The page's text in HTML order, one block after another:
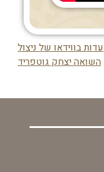
עדות בווידאו של ניצול
השואה יצחק גוטפריד